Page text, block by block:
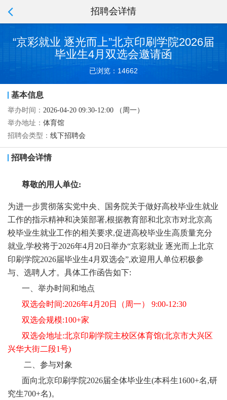
招聘会详情
“京彩就业 逐光而上”北京印刷学院2026届
毕业生4月双选会邀请函
已浏览：14662
基本信息
举办时间： 2026-04-20 09:30-12:00 （周一）
举办地址： 体育馆
招聘会类型： 线下招聘会
招聘会详情
尊敬的用人单位:
为进一步贯彻落实党中央、国务院关于做好高校毕业生就业
工作的指示精神和决策部署,根据教育部和北京市对北京高
校毕业生就业工作的相关要求,促进高校毕业生高质量充分
就业,学校将于2026年4月20日举办“京彩就业 逐光而上北京
印刷学院2026届毕业生4月 双选会”,欢迎用人单位积极参
与、选聘人才。具体工作函告如下:
一、举办时间和地点
双选会时间:2026年4月 20日（周一）
9:00-12:30
双选会规模:100+家
双选会地址:北京印刷学院主校区体育馆(北京市大兴区
兴华大街二段1号)
二、参与对象
面向北京印刷学院2026届全体毕业生(本科生1600+名,研
究生700+名)。